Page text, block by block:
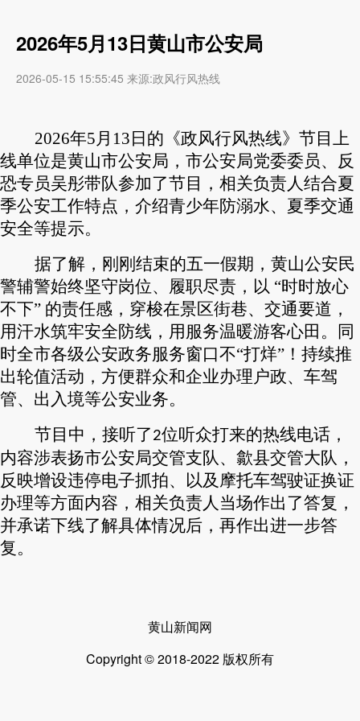
2026年5月13日黄山市公安局
2026-05-15 15:55:45 来源:政风行风热线
2026年5月13日的《政风行风热线》节目上
线单位是黄山市公安局，市公安局党委委员、反
恐专员吴彤带队参加了节目，相关负责人结合夏
季公安工作特点，介绍青少年防溺水、夏季交通
安全等提示。
据了解，刚刚结束的五一假期，黄山公安民
警辅警始终坚守岗位、履职尽责，以 “时时放心
不下” 的责任感，穿梭在景区街巷、交通要道，
用汗水筑牢安全防线，用服务温暖游客心田。同
时全市各级公安政务服务窗口不“打烊”！持续推
出轮值活动，方便群众和企业办理户政、车驾
管、出入境等公安业务。
节目中，接听了2位听众打来的热线电话，
内容涉表扬市公安局交管支队、歙县交管大队，
反映增设违停电子抓拍、以及摩托车驾驶证换证
办理等方面内容，相关负责人当场作出了答复，
并承诺下线了解具体情况后，再作出进一步答
复。
黄山新闻网
Copyright © 2018-2022 版权所有